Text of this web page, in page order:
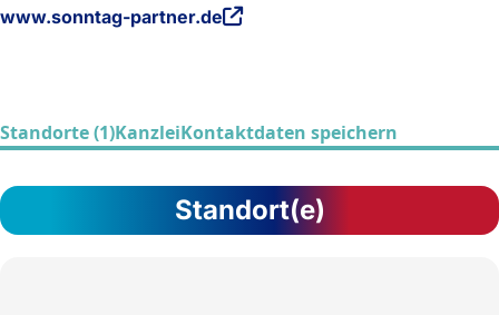
www.sonntag-partner.de
Standorte (1)KanzleiKontaktdaten speichern
Standort(e)